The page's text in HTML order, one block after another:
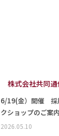
株式会社共同
6/19(金）開催 採
クショップのご案内
2026.05.10